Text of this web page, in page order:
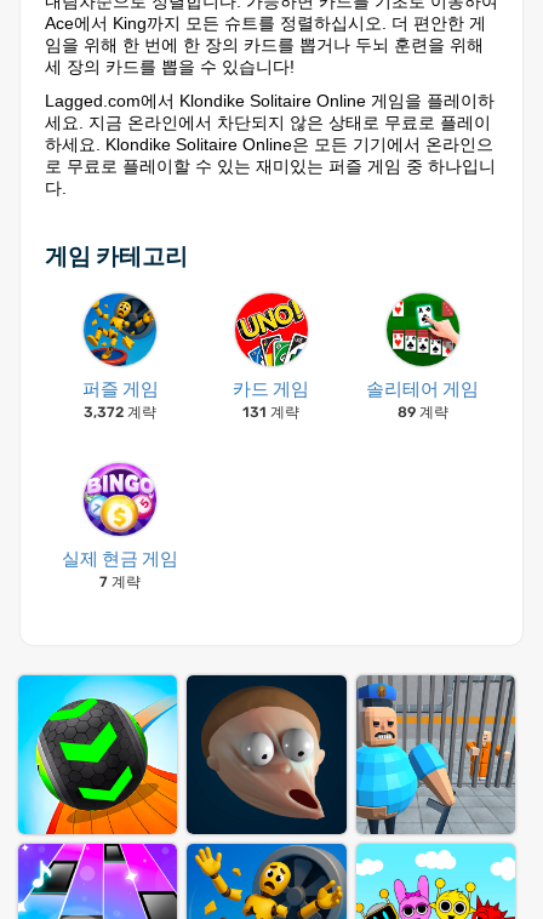
Ace에서 King까지 모든 슈트를 정렬하십시오. 더 편안한 게
임을 위해 한 번에 한 장의 카드를 뽑거나 두뇌 훈련을 위해
세 장의 카드를 뽑을 수 있습니다!
Lagged.com에서 Klondike Solitaire Online 게임을 플레이하
세요. 지금 온라인에서 차단되지 않은 상태로 무료로 플레이
하세요. Klondike Solitaire Online은 모든 기기에서 온라인으
로 무료로 플레이할 수 있는 재미있는 퍼즐 게임 중 하나입니
다.
게임 카테고리
퍼즐 게임
3,372 계략
카드 게임
131 계략
솔리테어 게임
89 계략
실제 현금 게임
7 계략